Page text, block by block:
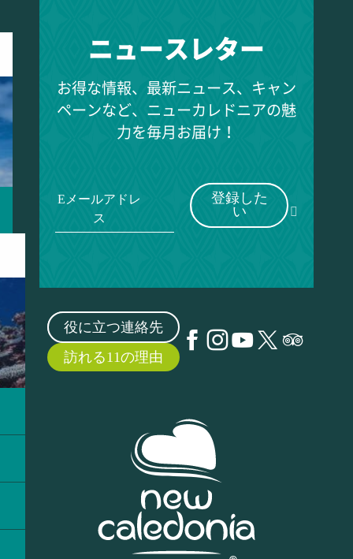
ニュースレター
お得な情報、最新ニュース、キャン
ペーンなど、ニューカレドニアの魅
力を毎月お届け！
Eメールアドレ
ス
登録した
い
役に立つ連絡先
訪れる11の理由